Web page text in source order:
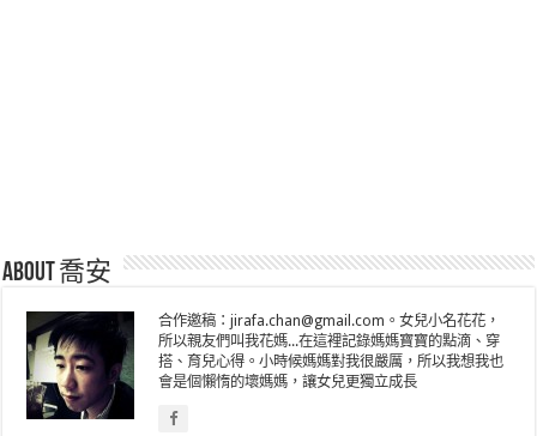
About 喬安
合作邀稿：jirafa.chan@gmail.com。女兒小名花花，
所以親友們叫我花媽...在這裡記錄媽媽寶寶的點滴、穿
搭、育兒心得。小時候媽媽對我很嚴厲，所以我想我也
會是個懶惰的壞媽媽，讓女兒更獨立成長